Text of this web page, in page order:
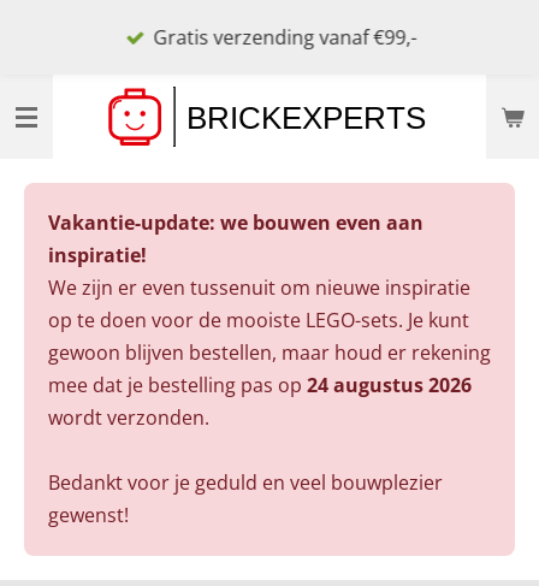
de
Gratis verzending vanaf €99,-
Vakantie-update: we bouwen even aan
inspiratie!
We zijn er even tussenuit om nieuwe inspiratie
op te doen voor de mooiste LEGO-sets. Je kunt
gewoon blijven bestellen, maar houd er rekening
mee dat je bestelling pas op 24 augustus 2026
wordt verzonden.
Bedankt voor je geduld en veel bouwplezier
gewenst!